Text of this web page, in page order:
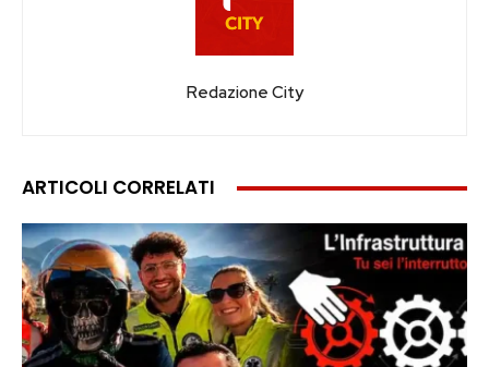
Redazione City
ARTICOLI CORRELATI